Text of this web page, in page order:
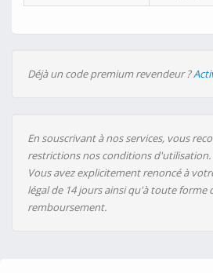
Déjà un code premium revendeur ?
En souscrivant à nos services, vous
restrictions nos conditions d'utilisation.
Vous avez explicitement renoncé à
légal de 14 jours ainsi qu'à toute
remboursement.